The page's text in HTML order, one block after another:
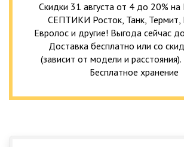
Скидки 31 августа от 4 до 20%
СЕПТИКИ Росток, Танк, Термит,
Евролос и другие! Выгода сейчас
Доставка бесплатно или со
(зависит от модели и расстояния).
Бесплатное хранение